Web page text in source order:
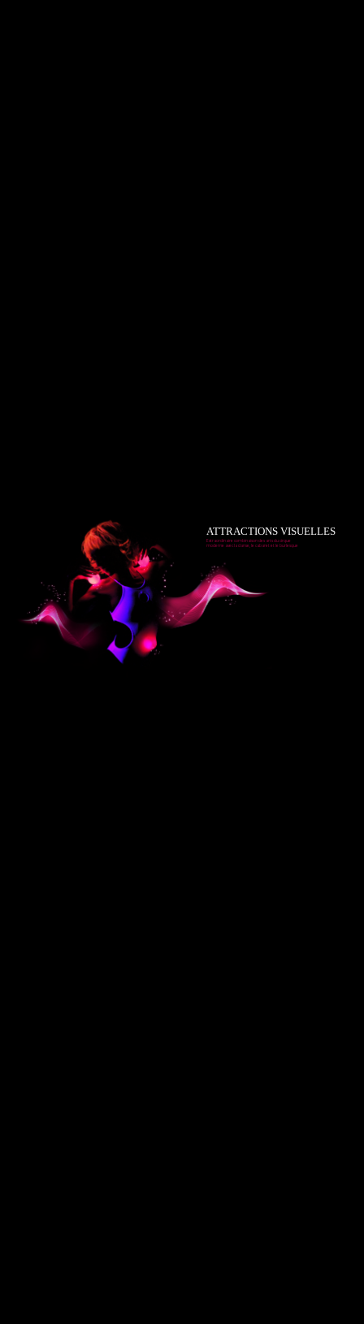
ATTRACTIONS VISUELLES
Extraordinaire combinaison des arts du cirque
moderne avec la danse, le cabaret et le burlesque